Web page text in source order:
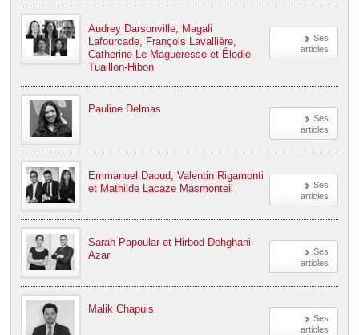
Ses
articles
Audrey Darsonville, Magali
Lafourcade, François Lavallière,
Catherine Le Magueresse et Élodie
Tuaillon-Hibon
Ses
articles
Pauline Delmas
Ses
articles
Emmanuel Daoud, Valentin Rigamonti
et Mathilde Lacaze Masmonteil
Ses
articles
Sarah Papoular et Hirbod Dehghani-
Azar
Ses
articles
Malik Chapuis